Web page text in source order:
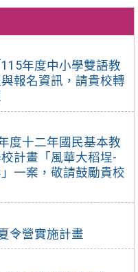
年度中小學雙語教
報名資訊，請貴校轉
度十二年國民基本教
計畫「風華大稻埕-
一案，敬請鼓勵貴校
令營實施計畫